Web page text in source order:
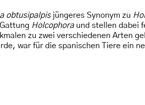
obtusipalpisjüngeres Synonym zu
Holcophoraund stellen dabei
zu zwei verschiedenen Arten
war für die spanischen Tiere ein